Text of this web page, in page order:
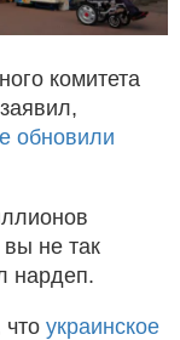
комитета
обновили
вы не так
нардеп.
украинское